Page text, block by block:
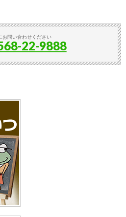
お問い合わせください
22-9888